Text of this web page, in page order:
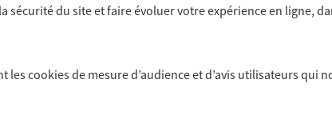
de vie
à la retraite… Autant
des solutions
un conseil d'expert
Vous aider
fructifier votre
du site et faire évoluer votre expérience en ligne,
lescookiesde mesure d’audience et d’avis utilisateurs qui